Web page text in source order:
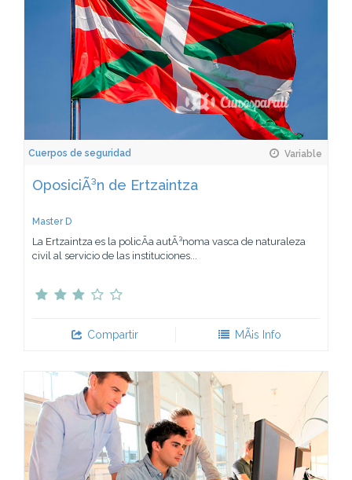
Cuerpos de seguridad Variable
OposiciÃ³n de Ertzaintza
Master D
La Ertzaintza es la policÃ­a autÃ³noma vasca de naturaleza
civil al servicio de las instituciones...
Compartir MÃ¡s Info